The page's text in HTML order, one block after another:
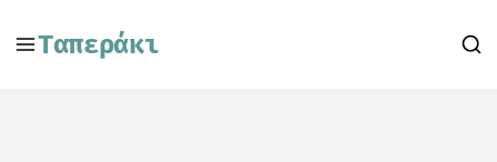
Ταπεράκι